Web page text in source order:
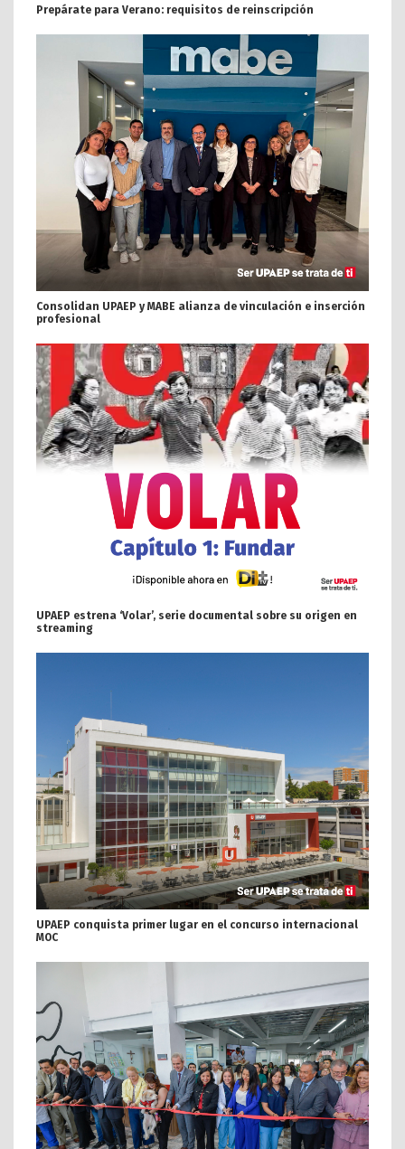
Prepárate para Verano: requisitos de reinscripción
Consolidan UPAEP y MABE alianza de vinculación e inserción
profesional
UPAEP estrena ‘Volar’, serie documental sobre su origen en
streaming
UPAEP conquista primer lugar en el concurso internacional
MOC